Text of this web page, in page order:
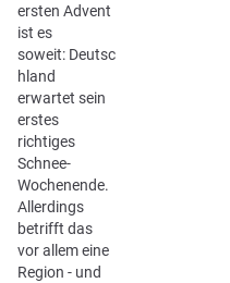
ersten Advent
ist es
soweit: Deutsc
hland
erwartet sein
erstes
richtiges
Schnee-
Wochenende.
Allerdings
betrifft das
vor allem eine
Region - und